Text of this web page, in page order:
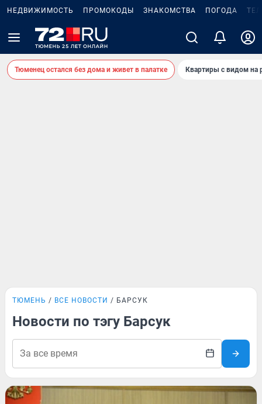
НЕДВИЖИМОСТЬ ПРОМОКОДЫ ЗНАКОМСТВА ПОГОДА
Тюменец остался без дома и живет в палатке Квартиры с видом на
ТЮМЕНЬ ВСЕ НОВОСТИ БАРСУК
Новости по тэгу Барсук